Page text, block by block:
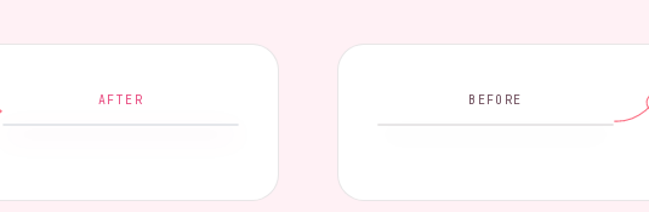
AFTER BEFORE